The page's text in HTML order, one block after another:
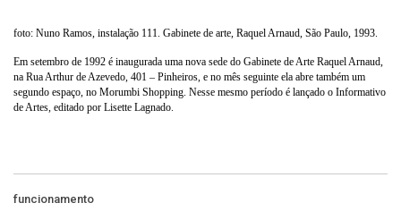
foto: Nuno Ramos, instalação 111. Gabinete de arte, Raquel Arnaud, São Paulo, 1993.
Em setembro de 1992 é inaugurada uma nova sede do Gabinete de Arte Raquel Arnaud,
na Rua Arthur de Azevedo, 401 – Pinheiros, e no mês seguinte ela abre também um
segundo espaço, no Morumbi Shopping. Nesse mesmo período é lançado o Informativo
de Artes, editado por Lisette Lagnado.
funcionamento